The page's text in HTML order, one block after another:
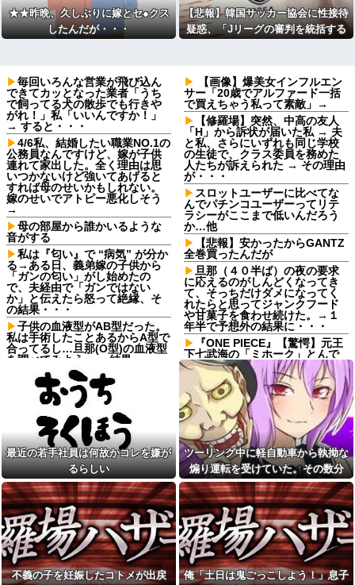
★★昨晩、久しぶりに嫁とセ●クス
したんだが・・・
【悲報】韓国サッカー協会に性接待
疑惑、「Jリーグの審判を統括する
毎回いろんな営業が飛び込ん
できてカッとなった業者「うち
で飼ってる犬の散歩でも行きや
がれ！」私「いいんですか！」
→ すると・・・
4/6私、結婚したい職業NO.1の
公務員なんですけど、嫁が子供
連れて家出した。全く理由は思
いつかないけど強いてあげると
すれば母のせいかもしれない。
嫁のせいでアトピー悪化しそう
→
母の部屋から誰かいるような
音がする
私は『匂い』で “病気” が分か
る→ある日、義弟嫁の子供から
「ガンの匂い」がし始めたの
で、夫経由で「ガンではない
か」と伝えたら怒って絶縁、そ
の結果・・・
子供の血液型がAB型だった。
私は手術したことあるからA型で
合ってるし…旦那(O型)の血液型
を調べてみよう」→ 結果・・・
【悲報】 ヒコロヒー コンビニ
で割引おにぎりは〝絶対買わな
い〟理由で炎上ｗｗｗ
【画像】こんな感じのクルマ
で車中泊旅したいよな？？？
【画像】俺たちの姫本田望
結、久しぶりに画像を投稿した
結果→やっぱりワイらの姫だっ
たw w w w w w w w w w
寺田心、週6ジム通いで体重
62kg→82kgに 110kgのベンチ
プレス持ち上げる姿披露
ちいかわ作者さん、総額30億
超の大豪邸を建てるｗｗｗｗｗ
ｗｗｗｗｗｗｗｗｗｗｗｗｗｗ
【画像】居酒屋さん、6人で長
居して会計4939円しか使わない
【画像】爆美女インフルエン
サー「20歳でアルファード一括
で買えちゃう私って素敵」→
【修羅場】突然、中高の友人
「H」から訴状が届いた私 → 夫
と私、さらにいずれも同じ学校
の生徒で、クラス委員を務めた
人たちが訴えられた → その理由
が・・・
スロットユーザーに比べてな
んでパチンコユーザーってリテ
ラシーがここまで低いんだろう
か…他
【悲報】安かったからGANTZ
全巻買ったんだが
旦那（４０半ば）の夜の要求
に応えるのがしんどくなってき
て、そっちだけダメになってく
れたらと思ってジャンクフード
や甘菓子を食わせ続けた。→１
年半で予想外の結果に・・・
『ONE PIECE』【驚愕】元王
下七武海の「ミホーク」とんで
もない事が判明するｗｗｗｗ
「ミホーク」←これ…もしかし
て…
仕事終わりのコンビニでレジ
順番待ち中に老害ジジイが堂々
の横入り！「次の方どうぞ」の
案内を自分への合図と勘違いし
て割り込む身勝手な俺様思考に
イライラ・・・
自分のパートナーは浮気しな
い自信ある？
彼女の浮気を疑い問いつける
と弟だと言う。「じゃあ携帯見
せて」『え？』え？じゃねーし
ｗ で、なんだかんだで結局俺の
方が間男だったｗ
好きになってはいけない人を
好きになったんだが
最近の若手社員は何故かコレを嫌が
るらしい
ツーリング中に軽自動車から執拗な
煽り運転を受けていた。その数分
後、思わぬ結末を目撃することにな
り…
不義の子を妊娠したコトメが出戻
俺「土日は鬼ごっこしよう！」息子